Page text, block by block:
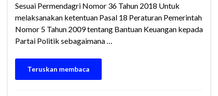
Sesuai Permendagri Nomor 36 Tahun 2018 Untuk
melaksanakan ketentuan Pasal 18 Peraturan Pemerintah
Nomor 5 Tahun 2009 tentang Bantuan Keuangan kepada
Partai Politik sebagaimana …
Teruskan membaca